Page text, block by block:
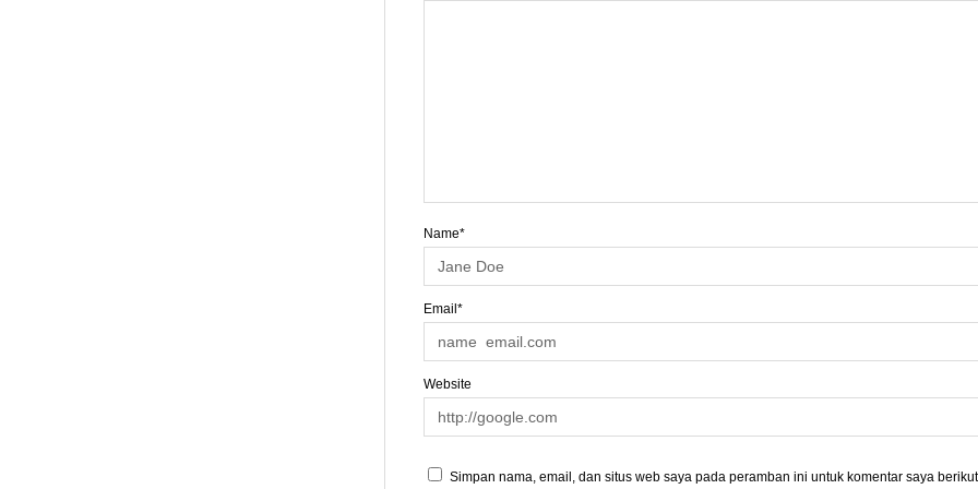
Name*
Email*
Website
Simpan nama, email, dan situs web saya pada peramban ini untuk komentar saya